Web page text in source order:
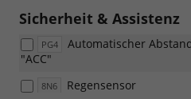
Sicherheit & Assistenz
PG4
Automatischer
"ACC"
8N6 Regensensor